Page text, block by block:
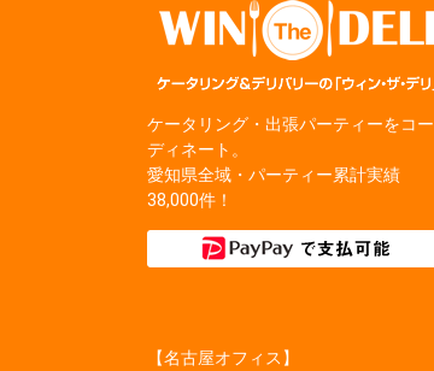
ケータリング・出張パーティーをコー
ディネート。
愛知県全域・パーティー累計実績
38,000件！
【名古屋オフィス】